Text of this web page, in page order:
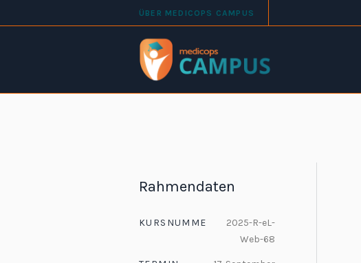
ÜBER MEDICOPS CAMPUS
Rahmendaten
KURSNUMMER
2025-R-eL-
Web-68